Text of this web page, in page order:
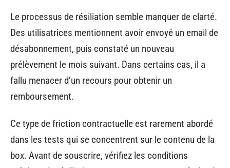
Le processus de résiliation semble manquer de clarté.
Des utilisatrices mentionnent avoir envoyé un email de
désabonnement, puis constaté un nouveau
prélèvement le mois suivant. Dans certains cas, il a
fallu menacer d’un recours pour obtenir un
remboursement.
Ce type de friction contractuelle est rarement abordé
dans les tests qui se concentrent sur le contenu de la
box. Avant de souscrire, vérifiez les conditions